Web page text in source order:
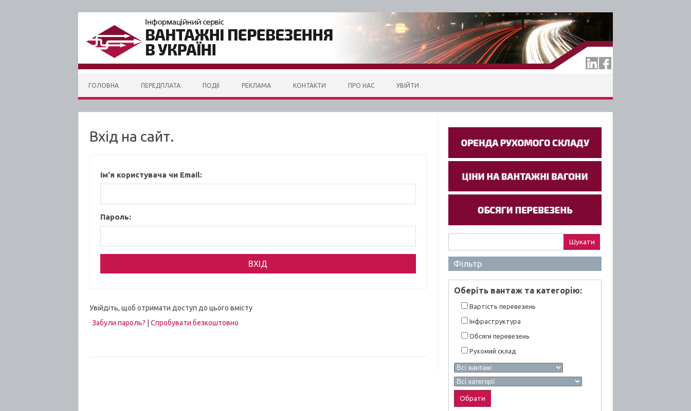
ГОЛОВНА ПЕРЕДПЛАТА ПОДІЇ РЕКЛАМА КОНТАКТИ ПРО НАС УВІЙТИ
Вхід на сайт.
Ім'я користувача чи Email:
Пароль:
Увійдіть, щоб отримати доступ до цього вмісту
Забули пароль?
Спробувати безкоштовно
Фільтр
Оберiть вантаж та категорiю:
Вартiсть перевезень
Інфраструктура
Обсяги перевезень
Рухомий склад